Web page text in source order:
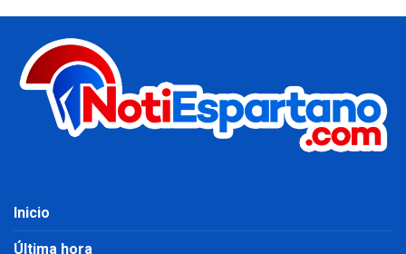
Inicio
Última hora